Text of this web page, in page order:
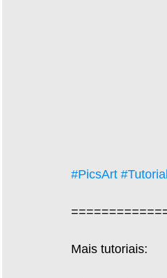
#PicsArt #Tutorial
Mais tutoriais: